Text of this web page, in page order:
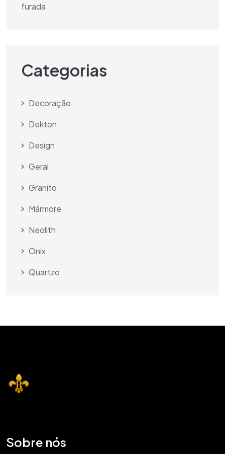
furada
Categorias
Decoração
Dekton
Design
Geral
Granito
Mármore
Neolith
Onix
Quartzo
Sobre nós